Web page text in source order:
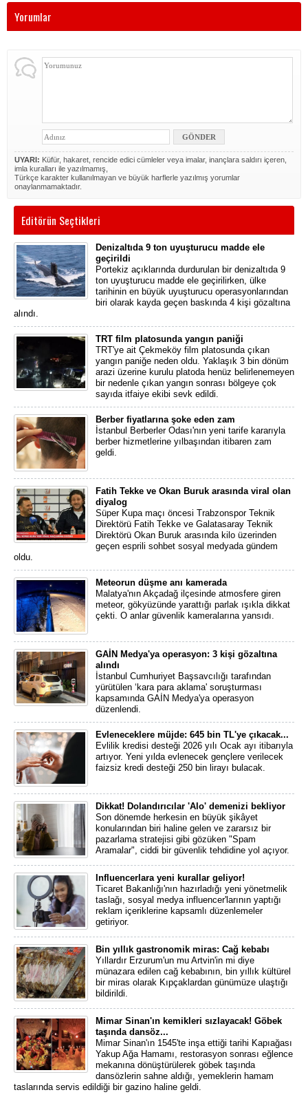
Yorumlar
UYARI: Küfür, hakaret, rencide edici cümleler veya imalar, inançlara saldırı içeren,
imla kuralları ile yazılmamış,
Türkçe karakter kullanılmayan ve büyük harflerle yazılmış yorumlar
onaylanmamaktadır.
Editörün Seçtikleri
Denizaltıda 9 ton uyuşturucu madde ele
geçirildi
Portekiz açıklarında durdurulan bir denizaltıda 9
ton uyuşturucu madde ele geçirilirken, ülke
tarihinin en büyük uyuşturucu operasyonlarından
biri olarak kayda geçen baskında 4 kişi gözaltına
alındı.
TRT film platosunda yangın paniği
TRT'ye ait Çekmeköy film platosunda çıkan
yangın paniğe neden oldu. Yaklaşık 3 bin dönüm
arazi üzerine kurulu platoda henüz belirlenemeyen
bir nedenle çıkan yangın sonrası bölgeye çok
sayıda itfaiye ekibi sevk edildi.
Berber fiyatlarına şoke eden zam
İstanbul Berberler Odası'nın yeni tarife kararıyla
berber hizmetlerine yılbaşından itibaren zam
geldi.
Fatih Tekke ve Okan Buruk arasında viral olan
diyalog
Süper Kupa maçı öncesi Trabzonspor Teknik
Direktörü Fatih Tekke ve Galatasaray Teknik
Direktörü Okan Buruk arasında kilo üzerinden
geçen esprili sohbet sosyal medyada gündem
oldu.
Meteorun düşme anı kamerada
Malatya'nın Akçadağ ilçesinde atmosfere giren
meteor, gökyüzünde yarattığı parlak ışıkla dikkat
çekti. O anlar güvenlik kameralarına yansıdı.
GAİN Medya'ya operasyon: 3 kişi gözaltına
alındı
İstanbul Cumhuriyet Başsavcılığı tarafından
yürütülen ‘kara para aklama' soruşturması
kapsamında GAİN Medya'ya operasyon
düzenlendi.
Evleneceklere müjde: 645 bin TL'ye çıkacak...
Evlilik kredisi desteği 2026 yılı Ocak ayı itibarıyla
artıyor. Yeni yılda evlenecek gençlere verilecek
faizsiz kredi desteği 250 bin lirayı bulacak.
Dikkat! Dolandırıcılar 'Alo' demenizi bekliyor
Son dönemde herkesin en büyük şikâyet
konularından biri haline gelen ve zararsız bir
pazarlama stratejisi gibi gözüken "Spam
Aramalar", ciddi bir güvenlik tehdidine yol açıyor.
Influencerlara yeni kurallar geliyor!
Ticaret Bakanlığı'nın hazırladığı yeni yönetmelik
taslağı, sosyal medya influencer'larının yaptığı
reklam içeriklerine kapsamlı düzenlemeler
getiriyor.
Bin yıllık gastronomik miras: Cağ kebabı
Yıllardır Erzurum'un mu Artvin'in mi diye
münazara edilen cağ kebabının, bin yıllık kültürel
bir miras olarak Kıpçaklardan günümüze ulaştığı
bildirildi.
Mimar Sinan'ın kemikleri sızlayacak! Göbek
taşında dansöz...
Mimar Sinan'ın 1545'te inşa ettiği tarihi Kapıağası
Yakup Ağa Hamamı, restorasyon sonrası eğlence
mekanına dönüştürülerek göbek taşında
dansözlerin sahne aldığı, yemeklerin hamam
taslarında servis edildiği bir gazino haline geldi.